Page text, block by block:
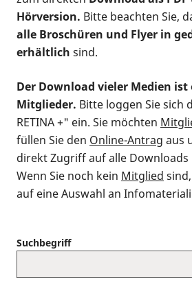
Hörversion. Bitte beachten Sie,
alle Broschüren und Flyer in
erhältlich sind.
Der Download vieler Medien
Mitglieder. Bitte loggen Sie sich
RETINA +" ein. Sie möchten
füllen Sie den Online-Antrag aus
direkt Zugriff auf alle
Wenn Sie noch kein Mitglied
auf eine Auswahl an
Suchbegriff